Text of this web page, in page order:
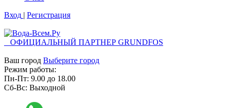
Вход | Регистрация
ОФИЦИАЛЬНЫЙ ПАРТНЕР GRUNDFOS
Ваш город Выберите город
Режим работы:
Пн-Пт: 9.00 до 18.00
Сб-Вс: Выходной